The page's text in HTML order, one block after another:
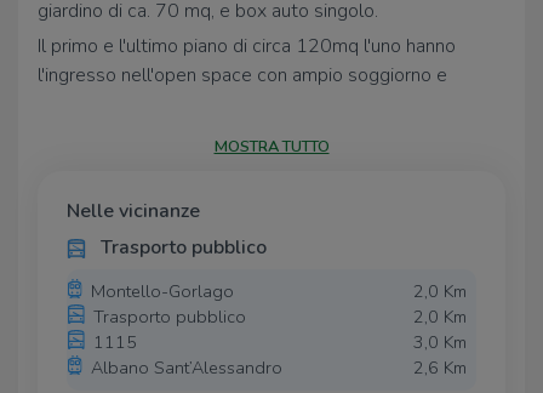
giardino di ca. 70 mq, e box auto singolo.
Il primo e l'ultimo piano di circa 120mq l'uno hanno
l'ingresso nell'open space con ampio soggiorno e
piano, un giardino di ca. 100 mq, sempre con un box
impianti, pavimenti, serramenti, cappotto isolante, tetto
in legno coibentato.
Il termine dei lavori e la consegna è prevista
indicativamente per la fine di Ottobre 2026.
Le immagini sono relative al piano terra.
MOSTRA TUTTO
Nelle vicinanze
Trasporto pubblico
Montello-Gorlago
2,0 Km
Trasporto pubblico
2,0 Km
1115
3,0 Km
Albano Sant’Alessandro
2,6 Km